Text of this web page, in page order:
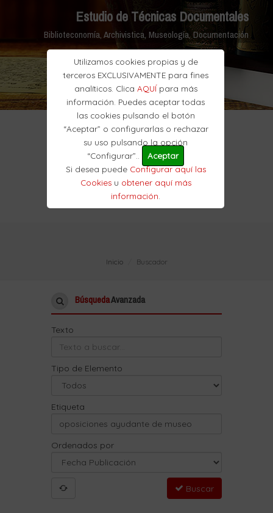
Utilizamos cookies propias y de
terceros EXCLUSIVAMENTE para fines
analíticos. Clica AQUÍpara más
información. Puedes aceptar todas
las cookies pulsando el botón
“Aceptar” o configurarlas o rechazar
su uso pulsando la opción
“Configurar”..
Aceptar
Si desea puede Configurar aquí las
Cookiesu obtener aquí más
información
Estudio de Técnicas Documentales
Biblioteconomía, Archivistica, Museología, Documentación
Inicio Buscador
BúsquedaAvanzada
Texto
Tipo de Elemento
Etiqueta
Ordenados por
Buscar